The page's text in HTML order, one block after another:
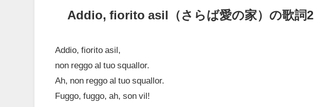
Addio, fiorito asil（さらば愛の家）の歌詞2
Addio, fiorito asil,
non reggo al tuo squallor.
Ah, non reggo al tuo squallor.
Fuggo, fuggo, ah, son vil!